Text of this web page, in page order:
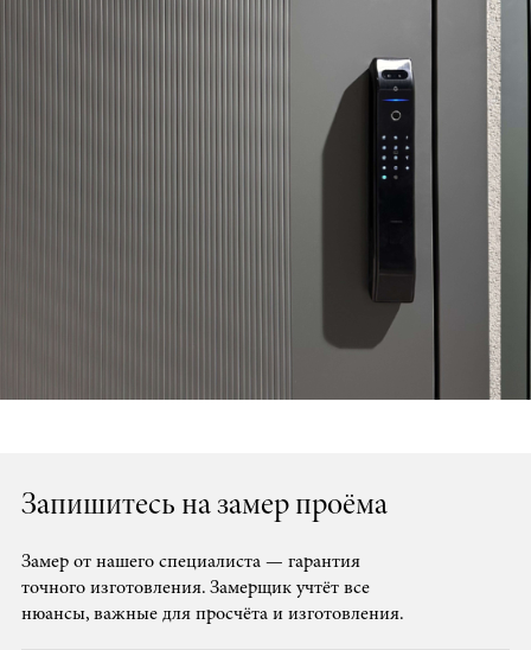
Запишитесь на замер проёма
Замер от нашего специалиста — гарантия
точного изготовления. Замерщик учтёт все
нюансы, важные для просчёта и изготовления.